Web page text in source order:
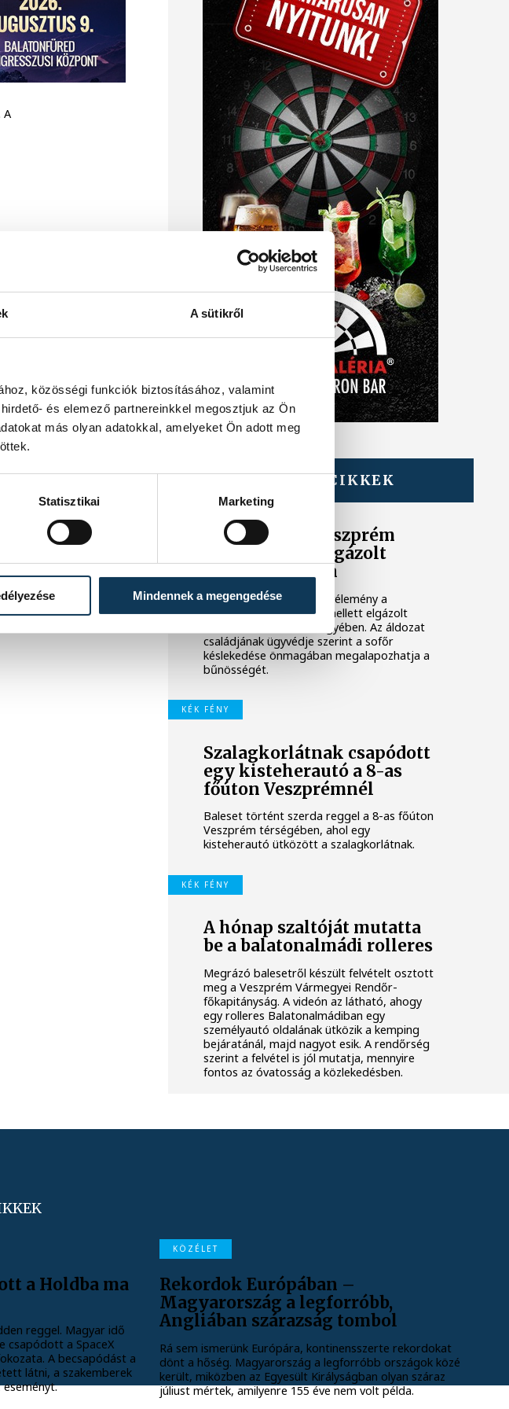
A sütikről
közösségi funkciók biztosításához, valamint
és elemező partnereinkkel megosztjuk az Ön
más olyan adatokkal, amelyeket Ön adott meg
Statisztikai Marketing
Mindennek a megengedése
A
TOVÁBBI CIKKEK
Új fordulat a Veszprém
mellett halálra gázolt
rendőr ügyében
Elkészült a műszaki szakvélemény a
márciusban, Veszprém mellett elgázolt
Zalavári Bálint rendőr ügyében. Az áldozat
családjának ügyvédje szerint a sofőr
késlekedése önmagában megalapozhatja a
bűnösségét.
KÉK FÉNY
Szalagkorlátnak csapódott
egy kisteherautó a 8-as
főúton Veszprémnél
Baleset történt szerda reggel a 8-as főúton
Veszprém térségében, ahol egy
kisteherautó ütközött a szalagkorlátnak.
KÉK FÉNY
A hónap szaltóját mutatta
be a balatonalmádi rolleres
Megrázó balesetről készült felvételt osztott
meg a Veszprém Vármegyei Rendőr-
főkapitányság. A videón az látható, ahogy
egy rolleres Balatonalmádiban egy
személyautó oldalának ütközik a kemping
bejáratánál, majd nagyot esik. A rendőrség
szerint a felvétel is jól mutatja, mennyire
fontos az óvatosság a közlekedésben.
a Holdba ma
reggel. Magyar idő
csapódott a SpaceX
A becsapódást a
látni, a szakemberek
eseményt.
KÖZÉLET
Rekordok Európában –
Magyarország a legforróbb,
Angliában szárazság tombol
Rá sem ismerünk Európára, kontinensszerte rekordokat
dönt a hőség. Magyarország a legforróbb országok közé
került, miközben az Egyesült Királyságban olyan száraz
júliust mértek, amilyenre 155 éve nem volt példa.